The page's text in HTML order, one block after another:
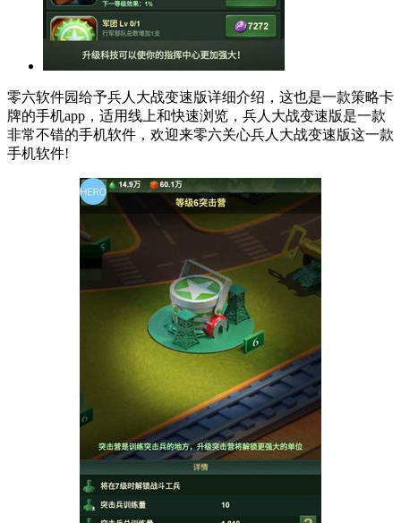
零六软件园给予兵人大战变速版详细介绍，这也是一款策略卡
牌的手机app，适用线上和快速浏览，兵人大战变速版是一款
非常不错的手机软件，欢迎来零六关心兵人大战变速版这一款
手机软件!